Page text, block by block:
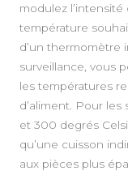
modulez
température
d’un thermomètre
surveillance, vous
les températures
d’aliment. Pour
et 300 degrés
qu’une cuisson
aux pièces plus